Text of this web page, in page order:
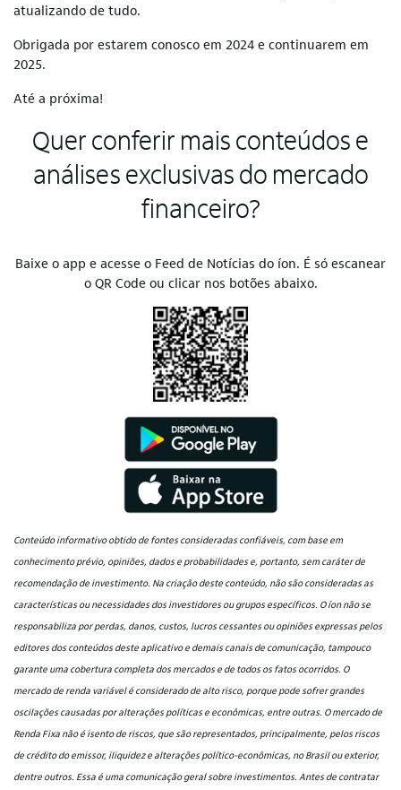
atualizando de tudo.
Obrigada por estarem conosco em 2024 e continuarem em
2025.
Até a próxima!
Quer conferir mais conteúdos e
análises exclusivas do mercado
financeiro?
Baixe o app e acesse o Feed de Notícias do íon. É só escanear
o QR Code ou clicar nos botões abaixo.
Conteúdo informativo obtido de fontes consideradas confiáveis, com base em
conhecimento prévio, opiniões, dados e probabilidades e, portanto, sem caráter de
recomendação de investimento. Na criação deste conteúdo, não são consideradas as
características ou necessidades dos investidores ou grupos específicos. O íon não se
responsabiliza por perdas, danos, custos, lucros cessantes ou opiniões expressas pelos
editores dos conteúdos deste aplicativo e demais canais de comunicação, tampouco
garante uma cobertura completa dos mercados e de todos os fatos ocorridos. O
mercado de renda variável é considerado de alto risco, porque pode sofrer grandes
oscilações causadas por alterações políticas e econômicas, entre outras. O mercado de
Renda Fixa não é isento de riscos, que são representados, principalmente, pelos riscos
de crédito do emissor, iliquidez e alterações político-econômicas, no Brasil ou exterior,
dentre outros. Essa é uma comunicação geral sobre investimentos. Antes de contratar